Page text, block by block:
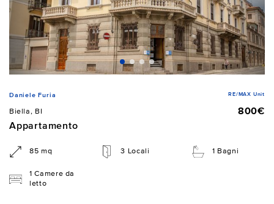
Daniele Furia RE/MAX Unit
Biella, BI
800€
Appartamento
85 mq 3 Locali 1 Bagni
1 Camere da
letto